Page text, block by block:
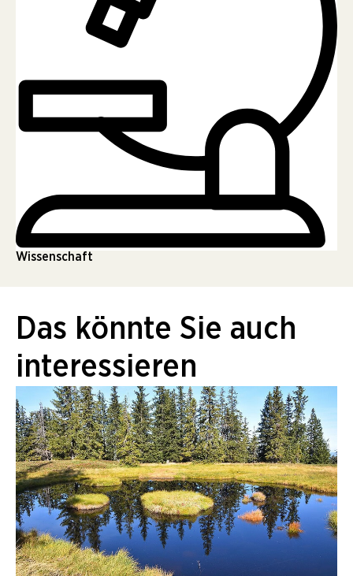
Wissenschaft
Das könnte Sie auch
interessieren